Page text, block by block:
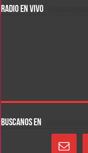
RADIO EN VIVO
BUSCANOS EN